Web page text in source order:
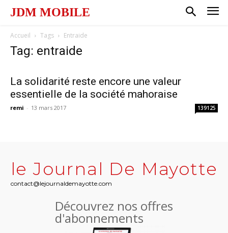
JDM MOBILE
Accueil Tags Entraide
Tag: entraide
La solidarité reste encore une valeur
essentielle de la société mahoraise
remi - 13 mars 2017 139125
le Journal De Mayotte
contact@lejournaldemayotte.com
Découvrez nos offres
d'abonnements